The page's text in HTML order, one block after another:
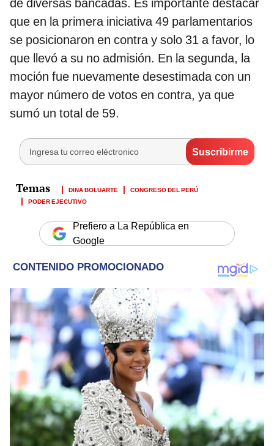
de diversas bancadas. Es importante destacar
que en la primera iniciativa 49 parlamentarios
se posicionaron en contra y solo 31 a favor, lo
que llevó a su no admisión. En la segunda, la
moción fue nuevamente desestimada con un
mayor número de votos en contra, ya que
sumó un total de 59.
DINA BOLUARTE
CONGRESO DEL PERÚ
PODER EJECUTIVO
Prefiero a La República en
Google